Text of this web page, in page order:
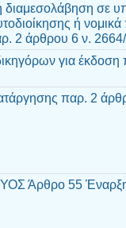
σε
ή
2 άρθρου 6 ν.
για
παρ. 2
Άρθρο 55 Έναρξη